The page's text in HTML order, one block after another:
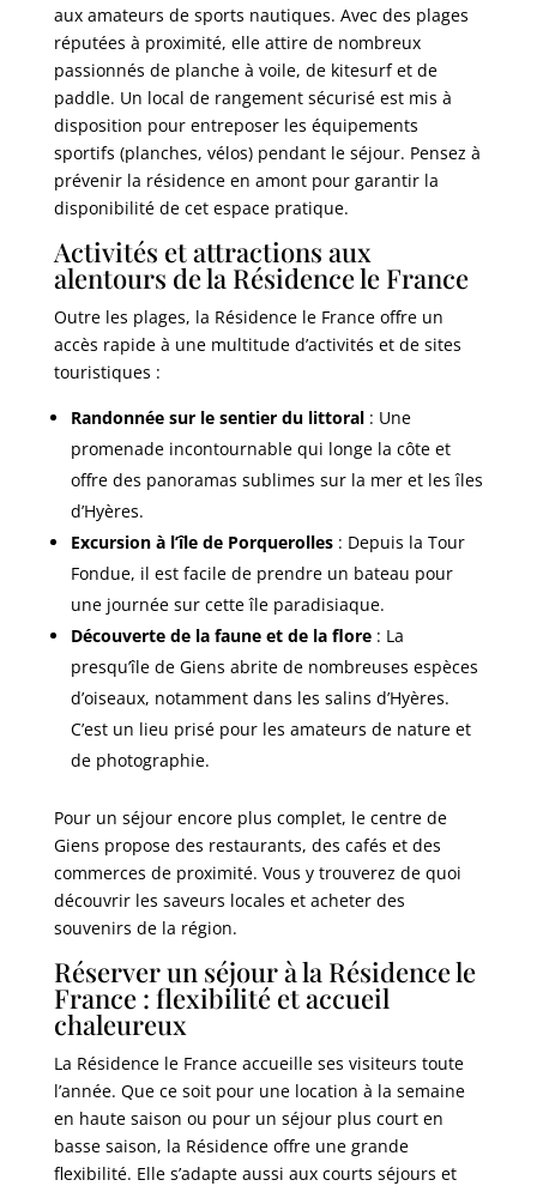
aux amateurs de sports nautiques. Avec des plages
réputées à proximité, elle attire de nombreux
passionnés de planche à voile, de kitesurf et de
paddle. Un local de rangement sécurisé est mis à
disposition pour entreposer les équipements
sportifs (planches, vélos) pendant le séjour. Pensez à
prévenir la résidence en amont pour garantir la
disponibilité de cet espace pratique.
Activités et attractions aux
alentours de la Résidence le France
Outre les plages, la Résidence le France offre un
accès rapide à une multitude d’activités et de sites
touristiques :
Randonnée sur le sentier du littoral: Une
promenade incontournable qui longe la côte et
offre des panoramas sublimes sur la mer et les îles
d’Hyères.
Excursion à l’île de Porquerolles: Depuis la Tour
Fondue, il est facile de prendre un bateau pour
une journée sur cette île paradisiaque.
Découverte de la faune et de la flore: La
presqu’île de Giens abrite de nombreuses espèces
d’oiseaux, notamment dans les salins d’Hyères.
C’est un lieu prisé pour les amateurs de nature et
de photographie.
Pour un séjour encore plus complet, le centre de
Giens propose des restaurants, des cafés et des
commerces de proximité. Vous y trouverez de quoi
découvrir les saveurs locales et acheter des
souvenirs de la région.
Réserver un séjour à la Résidence le
France : flexibilité et accueil
chaleureux
La Résidence le France accueille ses visiteurs toute
l’année. Que ce soit pour une location à la semaine
en haute saison ou pour un séjour plus court en
basse saison, la Résidence offre une grande
flexibilité. Elle s’adapte aussi aux courts séjours et